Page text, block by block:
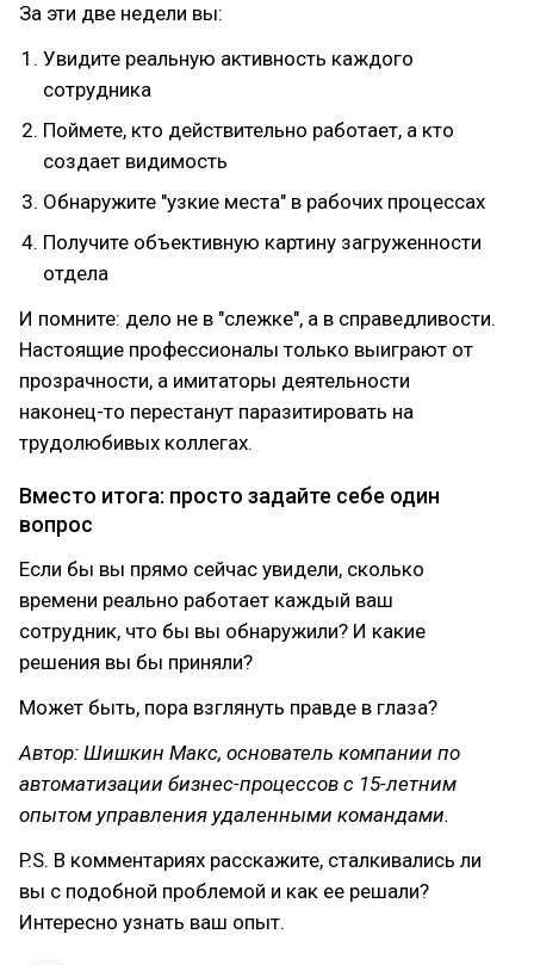
За эти две недели вы:
Увидите реальную активность каждого
сотрудника
Поймете, кто действительно работает, а кто
создает видимость
Обнаружите "узкие места" в рабочих процессах
Получите объективную картину загруженности
отдела
И помните: дело не в "слежке", а в справедливости.
Настоящие профессионалы только выиграют от
прозрачности, а имитаторы деятельности
наконец-то перестанут паразитировать на
трудолюбивых коллегах.
Вместо итога: просто задайте себе один
вопрос
Если бы вы прямо сейчас увидели, сколько
времени реально работает каждый ваш
сотрудник, что бы вы обнаружили? И какие
решения вы бы приняли?
Может быть, пора взглянуть правде в глаза?
Автор: Шишкин Макс, основатель компании по
автоматизации бизнес-процессов с 15-летним
опытом управления удаленными командами.
P.S. В комментариях расскажите, сталкивались ли
вы с подобной проблемой и как ее решали?
Интересно узнать ваш опыт.